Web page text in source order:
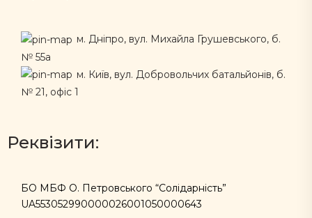
м. Дніпро, вул. Михайла Грушевського, б.
№ 55а
м. Київ, вул. Добровольчих батальйонів, б.
№ 21, офіс 1
Реквізити:
БО МБФ О. Петровського “Солідарність”
UA553052990000026001050000643